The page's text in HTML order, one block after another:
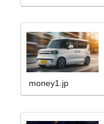
money1.jp